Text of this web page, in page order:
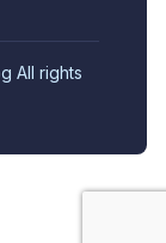
All rights